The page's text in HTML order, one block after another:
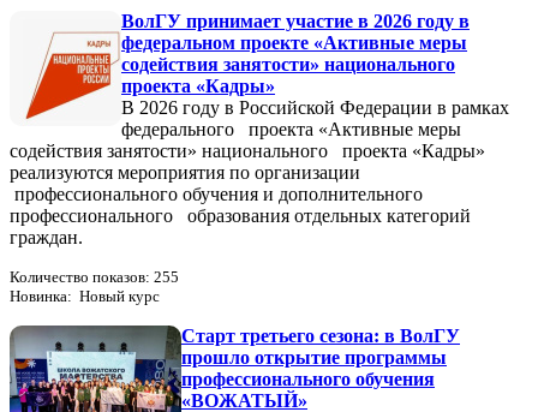
ВолГУ принимает участие в 2026 году в
федеральном проекте «Активные меры
содействия занятости» национального
проекта «Кадры»
В 2026 году в Российской Федерации в рамках
федерального проекта «Активные меры
содействия занятости» национального проекта «Кадры»
реализуются мероприятия по организации
профессионального обучения и дополнительного
профессионального образования отдельных категорий
граждан.
Количество показов: 255
Новинка: Новый курс
Старт третьего сезона: в ВолГУ
прошло открытие программы
профессионального обучения
«ВОЖАТЫЙ»